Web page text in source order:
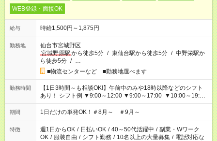
WEB登録・面接OK
給与 時給1,500円～1,875円
勤務地
仙台市宮城野区
宮城野原駅から徒歩5分 / 東仙台駅から徒歩5分 / 中野栄駅か
ら徒歩5分 / …
■物流センターなど ■勤務地選べます
勤務時間
【1日3時間～も相談OK!】午前中のみや18時以降などのシフト
あり！ シフト例 ▼9:00～12:00 ▼9:00～17:00 ▼10:00～19:00
▼18:00～21:00
期間 1日だけの単発OK！＃8月～ ＃9月～
特徴 週1日からOK / 日払いOK / 40～50代活躍中 / 副業・Wワーク
OK / 服装自由 / シフト勤務 / 10名以上の大量募集 / 電話対応な